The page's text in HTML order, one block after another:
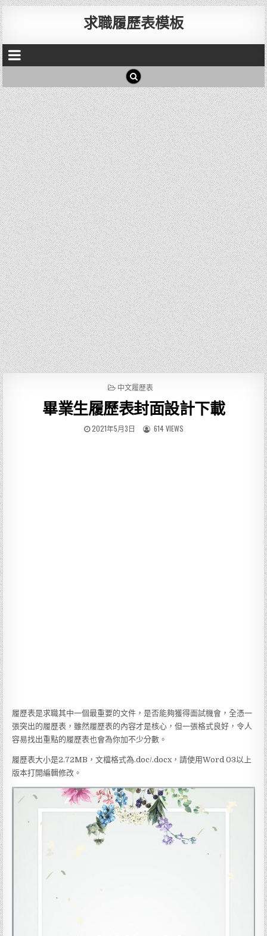
求職履歷表模板
P
S
T
E
中文履歷表
畢業生履歷表封面設計下載
2021年5月3日 614 VIEWS
履歷表是求職其中一個最重要的文件，是否能夠獲得面試機會，全憑一
張突出的履歷表，雖然履歷表的內容才是核心，但一張格式良好，令人
容易找出重點的履歷表也會為你加不少分數。
履歷表大小是2.72MB，文檔格式為.doc/.docx，請使用Word 03以上
版本打開編輯修改。